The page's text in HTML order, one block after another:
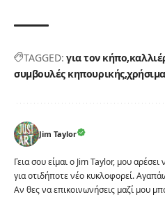
TAGGED: για τον κήπο
συμβουλές κηπουρικήςχρήσιμα
Jim Taylor
Γεια σου είμαι ο Jim Taylor, μου
για οτιδήποτε νέο κυκλοφορεί.
Αν θες να επικοινωνήσεις μαζί μου